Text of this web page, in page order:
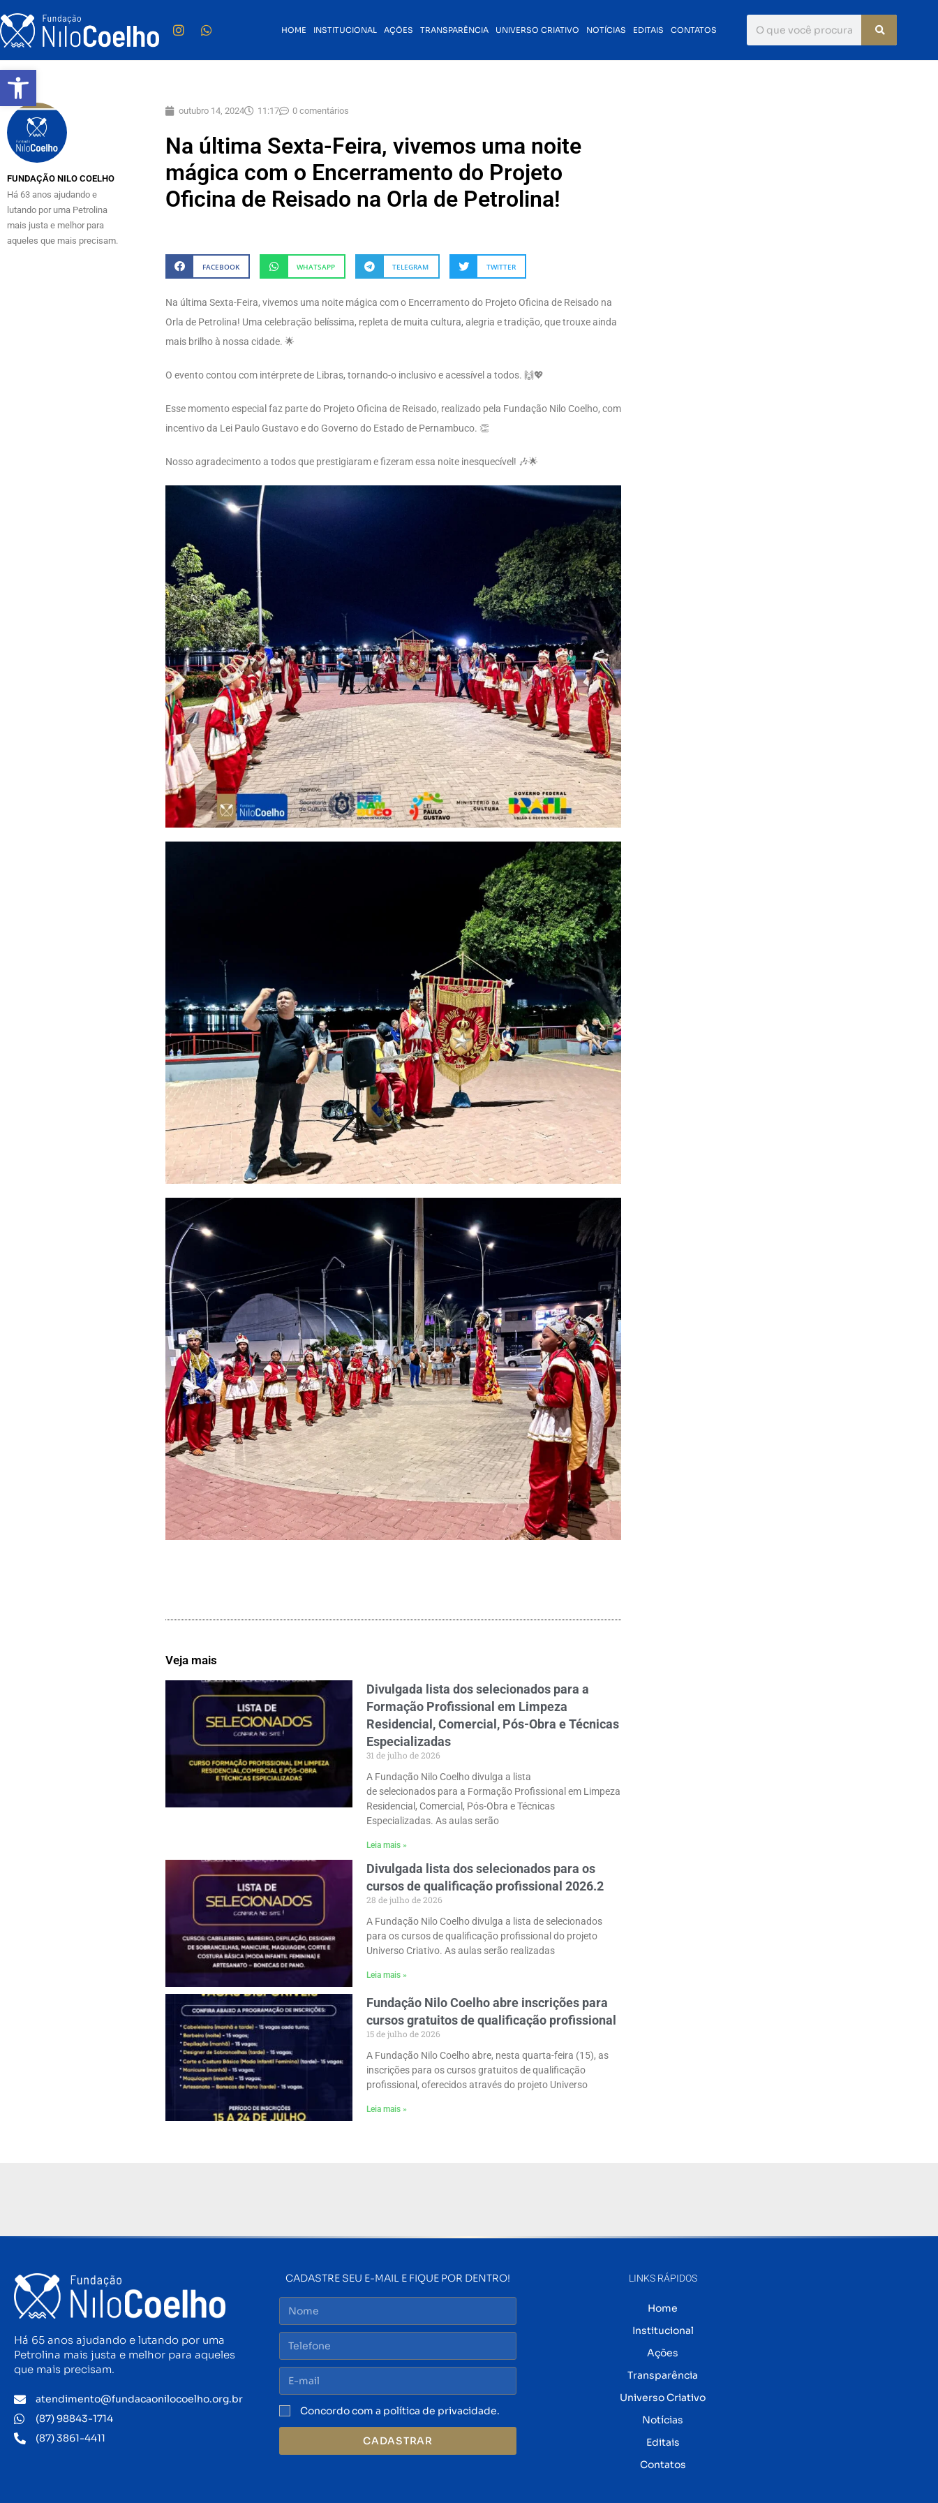
Abrir a barra de ferramentas
HOME INSTITUCIONAL AÇÕES TRANSPARÊNCIA UNIVERSO CRIATIVO NOTÍCIAS EDITAIS CONTATOS
FUNDAÇÃO NILO COELHO
Há 63 anos ajudando e
lutando por uma Petrolina
mais justa e melhor para
aqueles que mais precisam.
outubro 14, 2024 11:17 0 comentários
Na última Sexta-Feira, vivemos uma noite
mágica com o Encerramento do Projeto
Oficina de Reisado na Orla de Petrolina!
FACEBOOK WHATSAPP TELEGRAM TWITTER
Na última Sexta-Feira, vivemos uma noite mágica com o Encerramento do Projeto Oficina de Reisado na
Orla de Petrolina! Uma celebração belíssima, repleta de muita cultura, alegria e tradição, que trouxe ainda
mais brilho à nossa cidade. 🌟
O evento contou com intérprete de Libras, tornando-o inclusivo e acessível a todos. 🙌💖
Esse momento especial faz parte do Projeto Oficina de Reisado, realizado pela Fundação Nilo Coelho, com
incentivo da Lei Paulo Gustavo e do Governo do Estado de Pernambuco. 👏
Nosso agradecimento a todos que prestigiaram e fizeram essa noite inesquecível! 🎶🌟
Veja mais
Divulgada lista dos selecionados para a
Formação Profissional em Limpeza
Residencial, Comercial, Pós-Obra e Técnicas
Especializadas
31 de julho de 2026
A Fundação Nilo Coelho divulga a lista
de selecionados para a Formação Profissional em Limpeza
Residencial, Comercial, Pós-Obra e Técnicas
Especializadas. As aulas serão
Leia mais »
Divulgada lista dos selecionados para os
cursos de qualificação profissional 2026.2
28 de julho de 2026
A Fundação Nilo Coelho divulga a lista de selecionados
para os cursos de qualificação profissional do projeto
Universo Criativo. As aulas serão realizadas
Leia mais »
Fundação Nilo Coelho abre inscrições para
cursos gratuitos de qualificação profissional
15 de julho de 2026
A Fundação Nilo Coelho abre, nesta quarta-feira (15), as
inscrições para os cursos gratuitos de qualificação
profissional, oferecidos através do projeto Universo
Leia mais »
Há 65 anos ajudando e lutando por uma
Petrolina mais justa e melhor para aqueles
que mais precisam.
atendimento@fundacaonilocoelho.org.br
(87) 98843-1714
(87) 3861-4411
CADASTRE SEU E-MAIL E FIQUE POR DENTRO!
Concordo com a política de privacidade.
CADASTRAR
LINKS RÁPIDOS
Home
Institucional
Ações
Transparência
Universo Criativo
Notícias
Editais
Contatos